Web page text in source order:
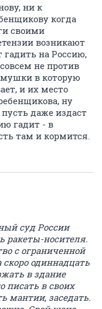
ни к
когда
своими
возникают
гадить на Россию,
не против
в которую
и их место
ну
даже издаст
гадит - в
там и кормится.
суд России
ракеты-носителя.
с ограниченной
одиннадцать
в здание
писать в своих
мантии, заседать.